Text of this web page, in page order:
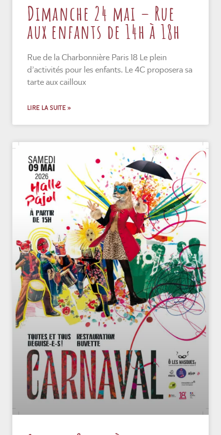
Dimanche 24 mai – Rue
aux enfants de 14h à 18h
Rue de la Charbonnière Paris 18 Le plein
d’activités pour les enfants. Le 4C proposera sa
tarte aux cailloux
LIRE LA SUITE »